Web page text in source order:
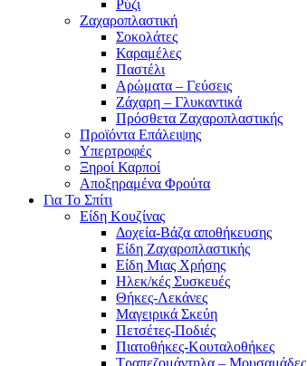
Ρύζι
Ζαχαροπλαστική
Σοκολάτες
Καραμέλες
Παστέλι
Αρώματα – Γεύσεις
Ζάχαρη – Γλυκαντικά
Πρόσθετα Ζαχαροπλαστικής
Προϊόντα Επάλειψης
Υπερτροφές
Ξηροί Καρποί
Αποξηραμένα Φρούτα
Για Το Σπίτι
Είδη Κουζίνας
Δοχεία-Βάζα αποθήκευσης
Είδη Ζαχαροπλαστικής
Είδη Μιας Χρήσης
Ηλεκ/κές Συσκευές
Θήκες-Λεκάνες
Μαγειρικά Σκεύη
Πετσέτες-Ποδιές
Πιατοθήκες-Κουταλοθήκες